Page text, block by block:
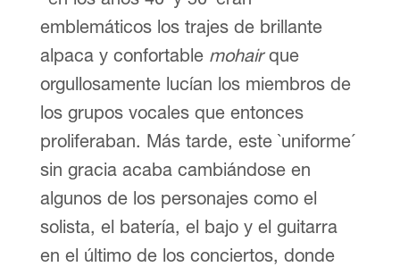
emblemáticos los trajes de brillante
alpaca y confortable mohairque
orgullosamente lucían los miembros de
los grupos vocales que entonces
proliferaban. Más tarde, este `uniforme´
sin gracia acaba cambiándose en
algunos de los personajes como el
solista, el batería, el bajo y el guitarra
en el último de los conciertos, donde